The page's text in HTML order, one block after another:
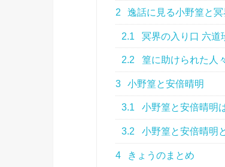
2 逸話に見る小野篁と冥
2.1 冥界の入り口 六道
2.2 篁に助けられた人
3 小野篁と安倍晴明
3.1 小野篁と安倍晴明
3.2 小野篁と安倍晴明
4 きょうのまとめ